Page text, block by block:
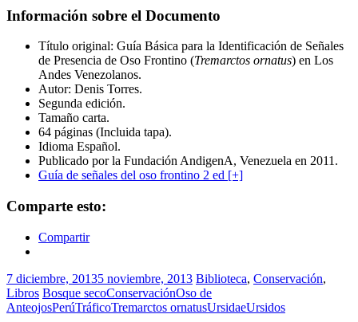
Información sobre el Documento
Título original: Guía Básica para la Identificación de Señales
de Presencia de Oso Frontino (Tremarctos ornatus) en Los
Andes Venezolanos.
Autor: Denis Torres.
Segunda edición.
Tamaño carta.
64 páginas (Incluida tapa).
Idioma Español.
Publicado por la Fundación AndigenA, Venezuela en 2011.
Guía de señales del oso frontino 2 ed [+]
Comparte esto:
Compartir
7 diciembre, 20135 noviembre, 2013 Biblioteca, Conservación,
Libros Bosque secoConservaciónOso de
AnteojosPerúTráficoTremarctos ornatusUrsidaeUrsidos